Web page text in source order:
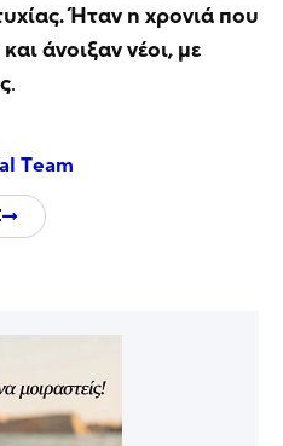
Ήταν η χρονιά που
άνοιξαν νέοι, με
.
Τeam